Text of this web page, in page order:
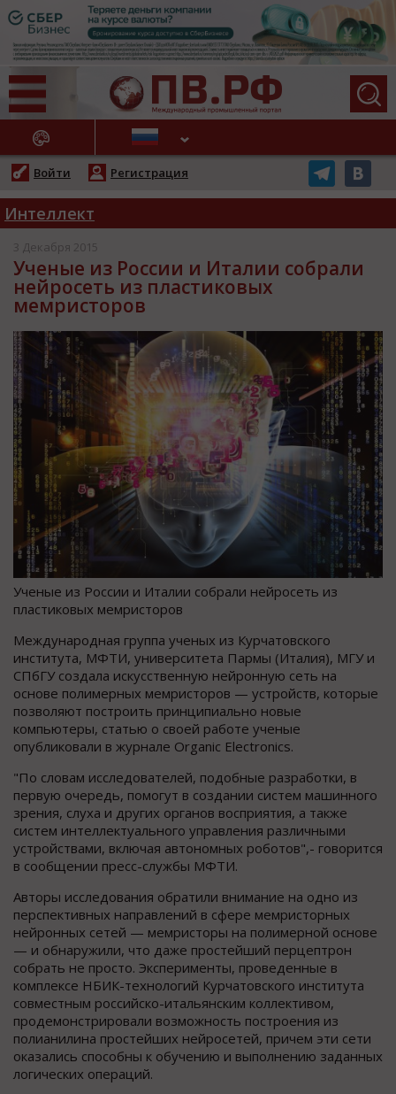
НОВОСТИ
Войти Регистрация
Интеллект
3 Декабря 2015
Ученые из России и Италии собрали
нейросеть из пластиковых
мемристоров
Ученые из России и Италии собрали нейросеть из
пластиковых мемристоров
Международная группа ученых из Курчатовского
института, МФТИ, университета Пармы (Италия), МГУ и
СПбГУ создала искусственную нейронную сеть на
основе полимерных мемристоров — устройств, которые
позволяют построить принципиально новые
компьютеры, статью о своей работе ученые
опубликовали в журнале Organic Electronics.
"По словам исследователей, подобные разработки, в
первую очередь, помогут в создании систем машинного
зрения, слуха и других органов восприятия, а также
систем интеллектуального управления различными
устройствами, включая автономных роботов",- говорится
в сообщении пресс-службы МФТИ.
Авторы исследования обратили внимание на одно из
перспективных направлений в сфере мемристорных
нейронных сетей — мемристоры на полимерной основе
— и обнаружили, что даже простейший перцептрон
собрать не просто. Эксперименты, проведенные в
комплексе НБИК-технологий Курчатовского института
совместным российско-итальянским коллективом,
продемонстрировали возможность построения из
полианилина простейших нейросетей, причем эти сети
оказались способны к обучению и выполнению заданных
логических операций.